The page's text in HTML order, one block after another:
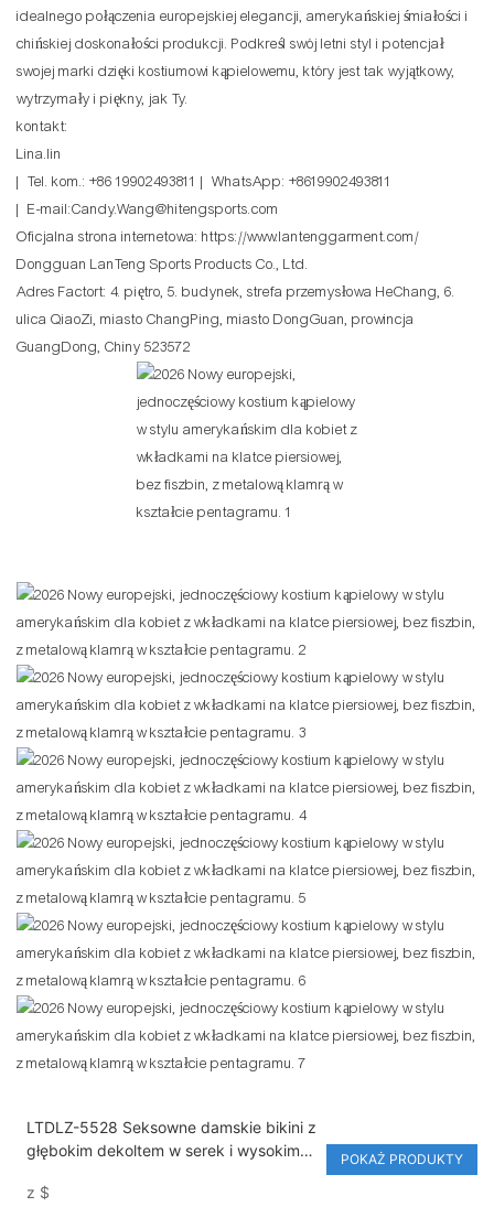
idealnego połączenia europejskiej elegancji, amerykańskiej śmiałości i
chińskiej doskonałości produkcji. Podkreśl swój letni styl i potencjał
swojej marki dzięki kostiumowi kąpielowemu, który jest tak wyjątkowy,
wytrzymały i piękny, jak Ty.
kontakt:
Lina.lin
| Tel. kom.: +86 19902493811 | WhatsApp: +8619902493811
| E-mail:Candy.Wang@hitengsports.com
Oficjalna strona internetowa: https://www.lantenggarment.com/
Dongguan LanTeng Sports Products Co., Ltd.
Adres Factort: ​​4. piętro, 5. budynek, strefa przemysłowa HeChang, 6.
ulica QiaoZi, miasto ChangPing, miasto DongGuan, prowincja
GuangDong, Chiny 523572
LTDLZ-5528 Seksowne damskie bikini z
głębokim dekoltem w serek i wysokim
z $
POKAŻ PRODUKTY